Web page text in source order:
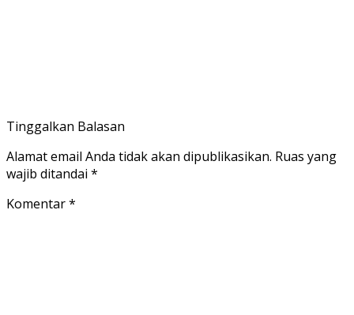
Tinggalkan Balasan
Alamat email Anda tidak akan dipublikasikan. Ruas yang
wajib ditandai *
Komentar*